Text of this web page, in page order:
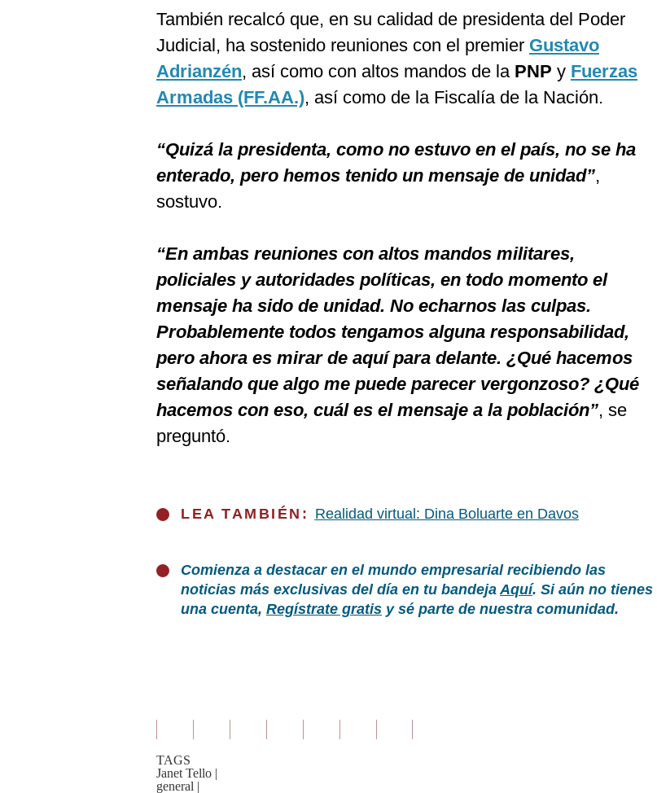
También recalcó que, en su calidad de presidenta del Poder
Judicial, ha sostenido reuniones con el premier Gustavo
Adrianzén, así como con altos mandos de la PNP y Fuerzas
Armadas (FF.AA.), así como de la Fiscalía de la Nación.
“Quizá la presidenta, como no estuvo en el país, no se ha
enterado, pero hemos tenido un mensaje de unidad”,
sostuvo.
“En ambas reuniones con altos mandos militares,
policiales y autoridades políticas, en todo momento el
mensaje ha sido de unidad. No echarnos las culpas.
Probablemente todos tengamos alguna responsabilidad,
pero ahora es mirar de aquí para delante. ¿Qué hacemos
señalando que algo me puede parecer vergonzoso? ¿Qué
hacemos con eso, cuál es el mensaje a la población”, se
preguntó.
LEA TAMBIÉN: Realidad virtual: Dina Boluarte en Davos
Comienza a destacar en el mundo empresarial recibiendo las
noticias más exclusivas del día en tu bandejaAquí. Si aún no tienes
una cuenta, Regístrate gratis y sé parte de nuestra comunidad.
TAGS
Janet Tello |
general |